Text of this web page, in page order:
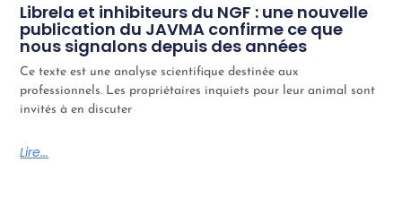
Librela et inhibiteurs du NGF : une nouvelle
publication du JAVMA confirme ce que
nous signalons depuis des années
Ce texte est une analyse scientifique destinée aux
professionnels. Les propriétaires inquiets pour leur animal sont
invités à en discuter
Lire...